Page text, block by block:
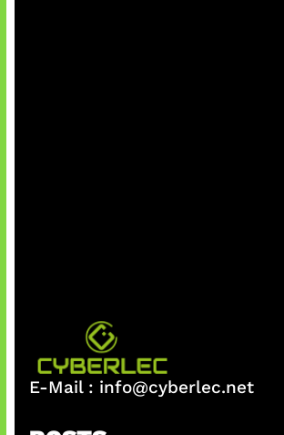
E-Mail : info@cyberlec.net